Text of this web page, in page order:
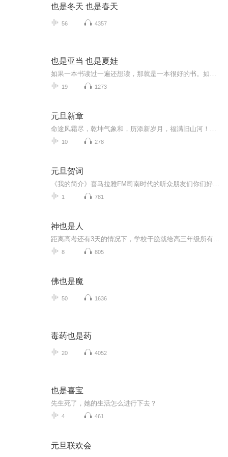
也是冬天 也是春天
56 4357
也是亚当 也是夏娃
19 1273
元旦新章
10 278
元旦贺词
1 781
神也是人
8 805
佛也是魔
50 1636
毒药也是药
20 4052
也是喜宝
先生死了，她的生活怎么进行下去？
4 461
元旦联欢会